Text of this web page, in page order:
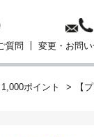
質問 変更・お問
1,000ポイント 【